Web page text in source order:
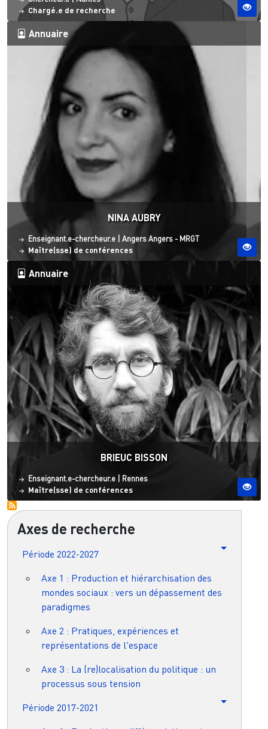
Axes de recherche
Période 2022-2027
Axe 1 : Production et hiérarchisation des
mondes sociaux : vers un dépassement des
paradigmes
Axe 2 : Pratiques, expériences et
représentations de l'espace
Axe 3 : La (re)localisation du politique : un
processus sous tension
Période 2017-2021
Chargé.e de recherche
Annuaire
NINA AUBRY
Statut
Enseignant.e-chercheur.e Site ESO
AngersAngers - MRGT
Maître(sse) de conférences
Annuaire
BRIEUC BISSON
Statut
Enseignant.e-chercheur.e Site ESO
Rennes
Maître(sse) de conférences